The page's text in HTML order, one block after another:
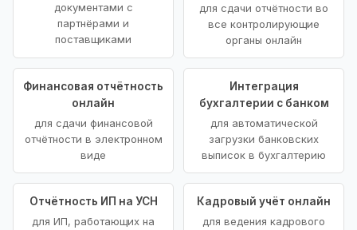
документами с
партнёрами и
поставщиками
для сдачи отчётности во
все контролирующие
органы онлайн
Финансовая отчётность
онлайн
для сдачи финансовой
отчётности в электронном
виде
Интеграция
бухгалтерии с банком
для автоматической
загрузки банковских
выписок в бухгалтерию
Отчётность ИП на УСН
для ИП, работающих на
Кадровый учёт онлайн
для ведения кадрового